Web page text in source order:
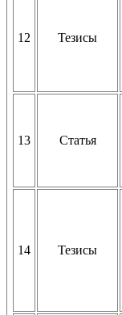
12 Тезисы
13 Статья
14 Тезисы